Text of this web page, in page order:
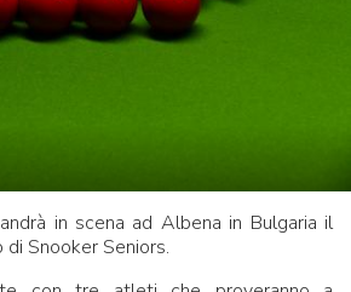
in scena ad Albena in Bulgaria il
Snooker Seniors.